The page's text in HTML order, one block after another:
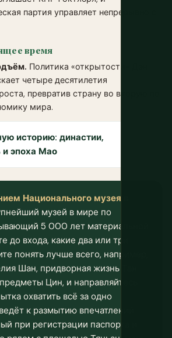
партия управляет непрерывно с
время
Политика «открытости» Дэн
четыре десятилетия
превратив страну во вторую по
мира.
историю: династии,
эпоха Мао
Национального музея в
музей в мире по
5 000 лет материальной
до входа, какие два или три
понять лучше всего, например,
Шан, придворная жизнь Тан
Цин, и направляйтесь
охватить всё за одно
к размытию впечатлений.
при регистрации паспорта и